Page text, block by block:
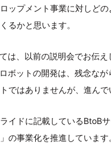
ップメント事業に対しど
るかと思います。
は、以前の説明会でお伝
ボットの開発は、残念な
ではありませんが、進んで
イドに記載しているBtoB
の事業化を推進していま